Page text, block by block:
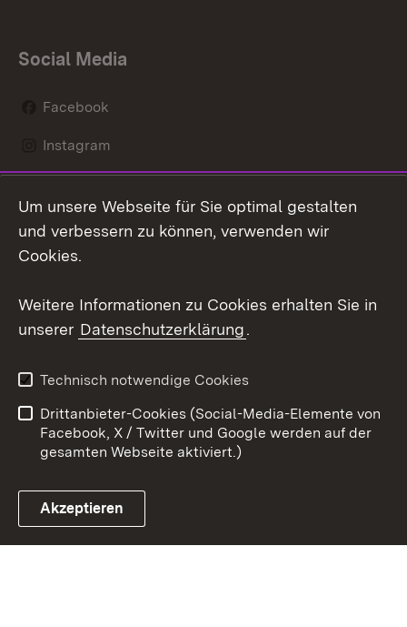
Social Media
Facebook
Instagram
Mastodon
Youtube
Link zum Landesportal
Kontakt
Datenschutz
Barrierefreiheit
Impressum Cookies
Um unsere Webseite für Sie optimal gestalten
und verbessern zu können, verwenden wir
Cookies.
Weitere Informationen zu Cookies erhalten Sie in
unserer Datenschutzerklärung.
Technisch notwendige Cookies
Drittanbieter-Cookies (Social-Media-Elemente von
Facebook, X / Twitter und Google werden auf der
gesamten Webseite aktiviert.)
Akzeptieren